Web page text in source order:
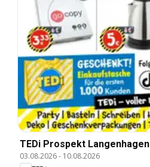
TEDi Prospekt Langenhagen
03.08.2026- 10.08.2026